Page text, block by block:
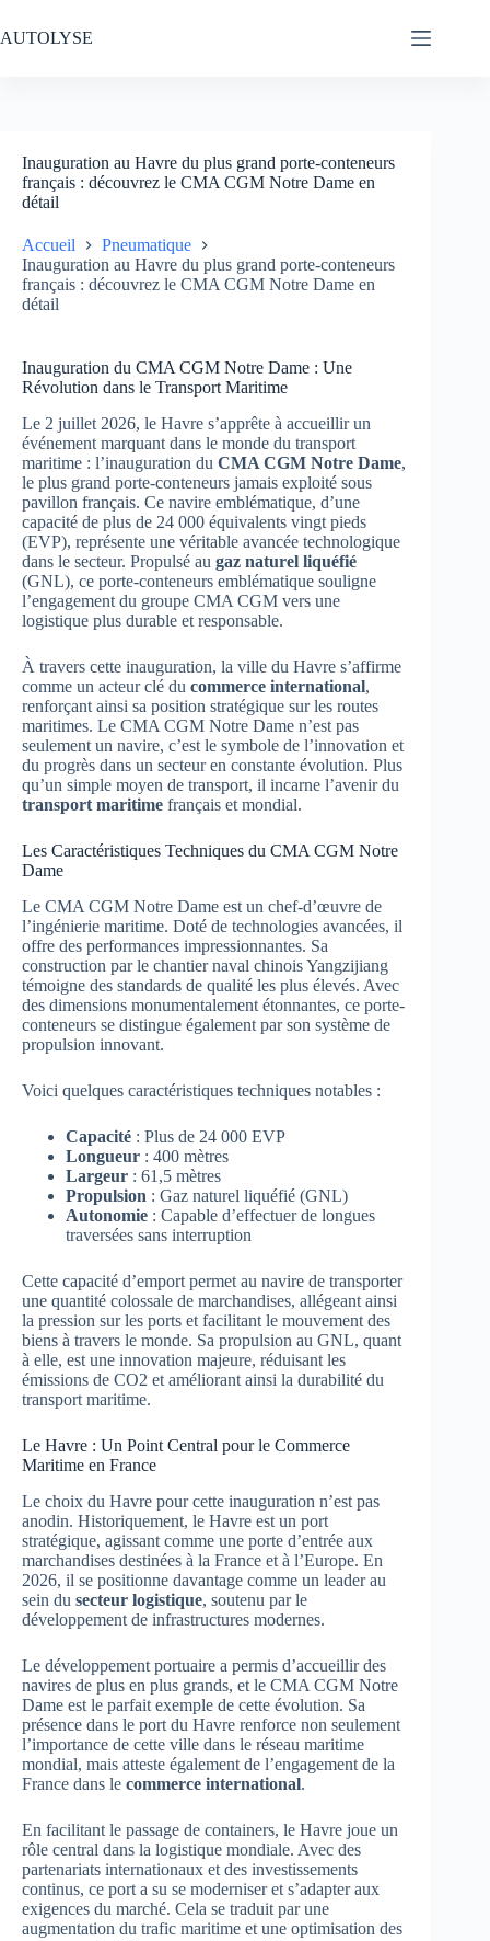
au
contenu
AUTOLYSE
Inauguration au Havre du plus grand porte-conteneurs
français : découvrez le CMA CGM Notre Dame en
détail
Accueil
Pneumatique
Inauguration au Havre du plus grand porte-conteneurs
français : découvrez le CMA CGM Notre Dame en
détail
Inauguration du CMA CGM Notre Dame : Une
Révolution dans le Transport Maritime
Le 2 juillet 2026, le Havre s’apprête à accueillir un
événement marquant dans le monde du transport
maritime : l’inauguration du CMA CGM Notre Dame,
le plus grand porte-conteneurs jamais exploité sous
pavillon français. Ce navire emblématique, d’une
capacité de plus de 24 000 équivalents vingt pieds
(EVP), représente une véritable avancée technologique
dans le secteur. Propulsé au gaz naturel liquéfié
(GNL), ce porte-conteneurs emblématique souligne
l’engagement du groupe CMA CGM vers une
logistique plus durable et responsable.
À travers cette inauguration, la ville du Havre s’affirme
comme un acteur clé du commerce international,
renforçant ainsi sa position stratégique sur les routes
maritimes. Le CMA CGM Notre Dame n’est pas
seulement un navire, c’est le symbole de l’innovation et
du progrès dans un secteur en constante évolution. Plus
qu’un simple moyen de transport, il incarne l’avenir du
transport maritime français et mondial.
Les Caractéristiques Techniques du CMA CGM Notre
Dame
Le CMA CGM Notre Dame est un chef-d’œuvre de
l’ingénierie maritime. Doté de technologies avancées, il
offre des performances impressionnantes. Sa
construction par le chantier naval chinois Yangzijiang
témoigne des standards de qualité les plus élevés. Avec
des dimensions monumentalement étonnantes, ce porte-
conteneurs se distingue également par son système de
propulsion innovant.
Voici quelques caractéristiques techniques notables :
Capacité : Plus de 24 000 EVP
Longueur : 400 mètres
Largeur : 61,5 mètres
Propulsion : Gaz naturel liquéfié (GNL)
Autonomie : Capable d’effectuer de longues
traversées sans interruption
Cette capacité d’emport permet au navire de transporter
une quantité colossale de marchandises, allégeant ainsi
la pression sur les ports et facilitant le mouvement des
biens à travers le monde. Sa propulsion au GNL, quant
à elle, est une innovation majeure, réduisant les
émissions de CO2 et améliorant ainsi la durabilité du
transport maritime.
Le Havre : Un Point Central pour le Commerce
Maritime en France
Le choix du Havre pour cette inauguration n’est pas
anodin. Historiquement, le Havre est un port
stratégique, agissant comme une porte d’entrée aux
marchandises destinées à la France et à l’Europe. En
2026, il se positionne davantage comme un leader au
sein du secteur logistique, soutenu par le
développement de infrastructures modernes.
Le développement portuaire a permis d’accueillir des
navires de plus en plus grands, et le CMA CGM Notre
Dame est le parfait exemple de cette évolution. Sa
présence dans le port du Havre renforce non seulement
l’importance de cette ville dans le réseau maritime
mondial, mais atteste également de l’engagement de la
France dans le commerce international.
En facilitant le passage de containers, le Havre joue un
rôle central dans la logistique mondiale. Avec des
partenariats internationaux et des investissements
continus, ce port a su se moderniser et s’adapter aux
exigences du marché. Cela se traduit par une
augmentation du trafic maritime et une optimisation des